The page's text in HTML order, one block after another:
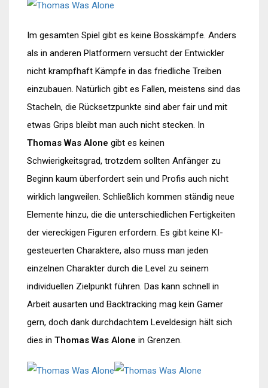
Im gesamten Spiel gibt es keine Bosskämpfe. Anders
als in anderen Platformern versucht der Entwickler
nicht krampfhaft Kämpfe in das friedliche Treiben
einzubauen. Natürlich gibt es Fallen, meistens sind das
Stacheln, die Rücksetzpunkte sind aber fair und mit
etwas Grips bleibt man auch nicht stecken. In
Thomas Was Alone gibt es keinen
Schwierigkeitsgrad, trotzdem sollten Anfänger zu
Beginn kaum überfordert sein und Profis auch nicht
wirklich langweilen. Schließlich kommen ständig neue
Elemente hinzu, die die unterschiedlichen Fertigkeiten
der viereckigen Figuren erfordern. Es gibt keine KI-
gesteuerten Charaktere, also muss man jeden
einzelnen Charakter durch die Level zu seinem
individuellen Zielpunkt führen. Das kann schnell in
Arbeit ausarten und Backtracking mag kein Gamer
gern, doch dank durchdachtem Leveldesign hält sich
dies in Thomas Was Alone in Grenzen.